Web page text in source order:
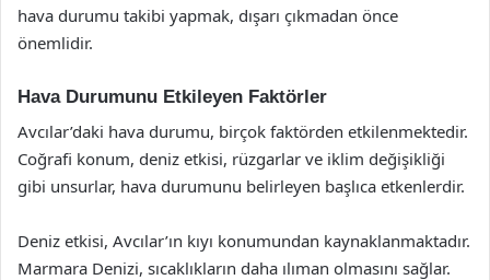
hava durumu takibi yapmak, dışarı çıkmadan önce
önemlidir.
Hava Durumunu Etkileyen Faktörler
Avcılar’daki hava durumu, birçok faktörden etkilenmektedir.
Coğrafi konum, deniz etkisi, rüzgarlar ve iklim değişikliği
gibi unsurlar, hava durumunu belirleyen başlıca etkenlerdir.
Deniz etkisi, Avcılar’ın kıyı konumundan kaynaklanmaktadır.
Marmara Denizi, sıcaklıkların daha ılıman olmasını sağlar.